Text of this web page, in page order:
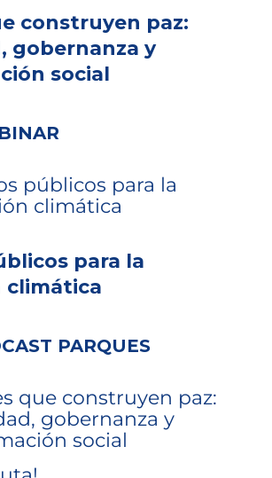
construyen paz:
gobernanza y
social
para la
climática
PARQUES